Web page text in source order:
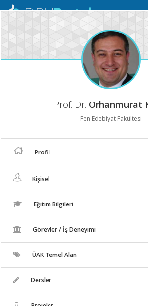
Prof. Dr. Orhanmurat
Fen Edebiyat Fakültesi
Profil
Kişisel
Eğitim Bilgileri
Görevler / İş Deneyimi
ÜAK Temel Alan
Dersler